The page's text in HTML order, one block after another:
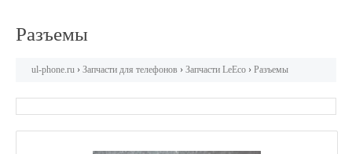
Разъемы
ul-phone.ru › Запчасти для телефонов › Запчасти LeEco › Разъемы